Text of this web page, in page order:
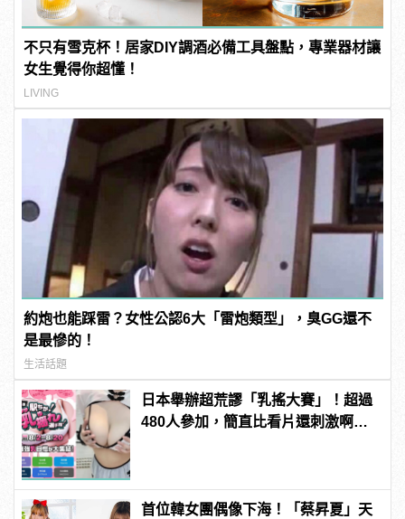
不只有雪克杯！居家DIY調酒必備工具盤點，專業器材讓
女生覺得你超懂！
LIVING
約炮也能踩雷？女性公認6大「雷炮類型」，臭GG還不
是最慘的！
生活話題
日本舉辦超荒謬「乳搖大賽」！超過
480人參加，簡直比看片還刺激啊！ |
首位韓女團偶像下海！「蔡昇夏」天